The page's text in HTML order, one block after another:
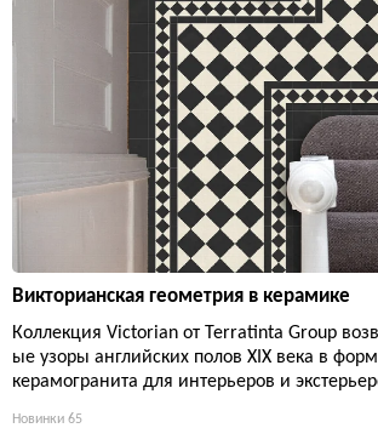
Викторианская геометрия в керамике
Коллекция Victorian от Terratinta Group
ые узоры английских полов XIX века в
керамогранита для интерьеров и
Новинки 65